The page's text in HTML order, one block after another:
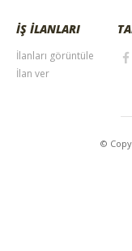
İŞ İLANLARI
İlanları görüntüle
İlan ver
©